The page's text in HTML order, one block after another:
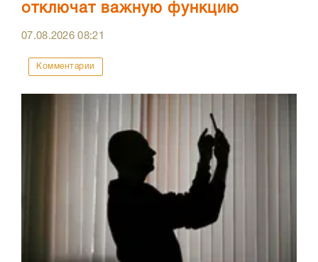
отключат важную функцию
07.08.202608:21
Комментарии